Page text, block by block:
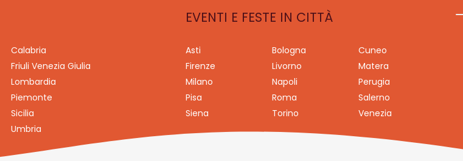
Calabria
Friuli Venezia Giulia
Lombardia
Piemonte
Sicilia
Umbria
EVENTI E FESTE IN CITTÀ
Asti Bologna
Cuneo
Firenze
Livorno
Matera
Milano
Napoli
Perugia
Pisa
Roma
Salerno
Siena
Torino Venezia